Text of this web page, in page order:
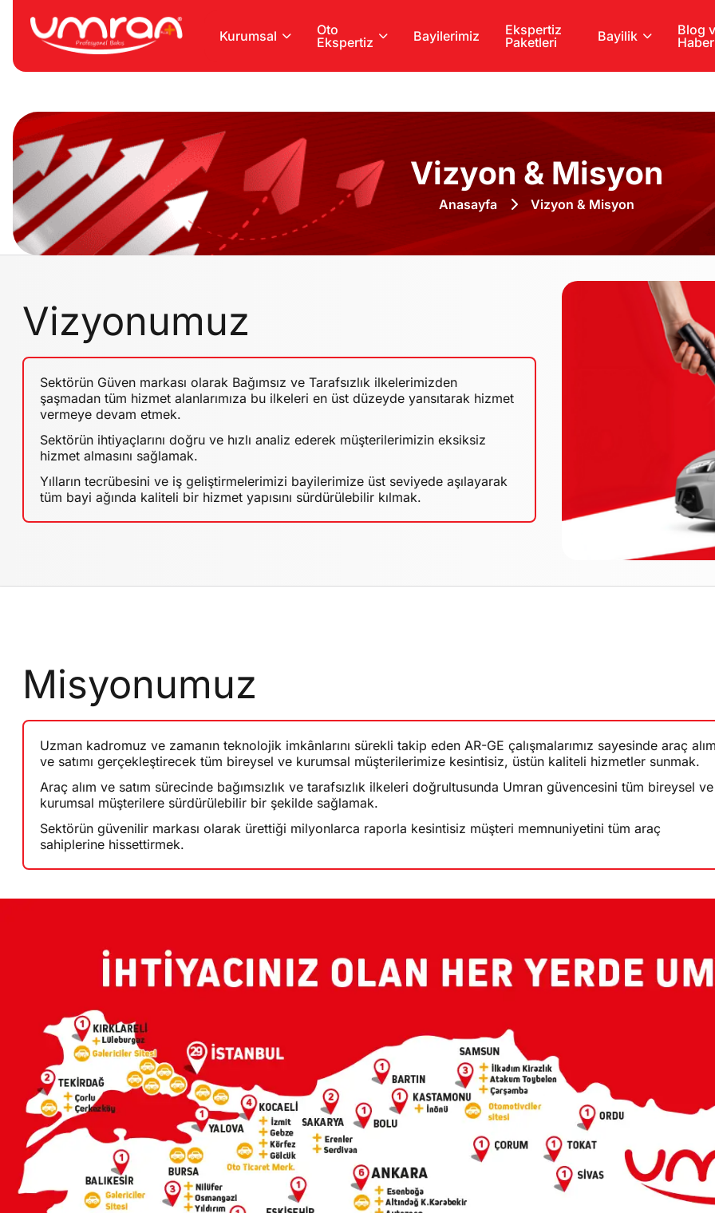
Kurumsal
Oto
Ekspertiz
Bayilerimiz
Ekspertiz
Paketleri
Bayilik
Blog
Vizyon & Misyon
Anasayfa Vizyon & Misyon
Vizyonumuz
Sektörün Güven markası olarak Bağımsız ve Tarafsızlık ilkelerimizden
şaşmadan tüm hizmet alanlarımıza bu ilkeleri en üst düzeyde yansıtarak hizmet
vermeye devam etmek.
Sektörün ihtiyaçlarını doğru ve hızlı analiz ederek müşterilerimizin eksiksiz
hizmet almasını sağlamak.
Yılların tecrübesini ve iş geliştirmelerimizi bayilerimize üst seviyede aşılayarak
tüm bayi ağında kaliteli bir hizmet yapısını sürdürülebilir kılmak.
Misyonumuz
Uzman kadromuz ve zamanın teknolojik imkânlarını sürekli takip eden AR-GE çalışmalarımız sayesinde araç
ve satımı gerçekleştirecek tüm bireysel ve kurumsal müşterilerimize kesintisiz, üstün kaliteli hizmetler sunmak.
Araç alım ve satım sürecinde bağımsızlık ve tarafsızlık ilkeleri doğrultusunda Umran güvencesini tüm bireysel ve
kurumsal müşterilere sürdürülebilir bir şekilde sağlamak.
Sektörün güvenilir markası olarak ürettiği milyonlarca raporla kesintisiz müşteri memnuniyetini tüm araç
sahiplerine hissettirmek.